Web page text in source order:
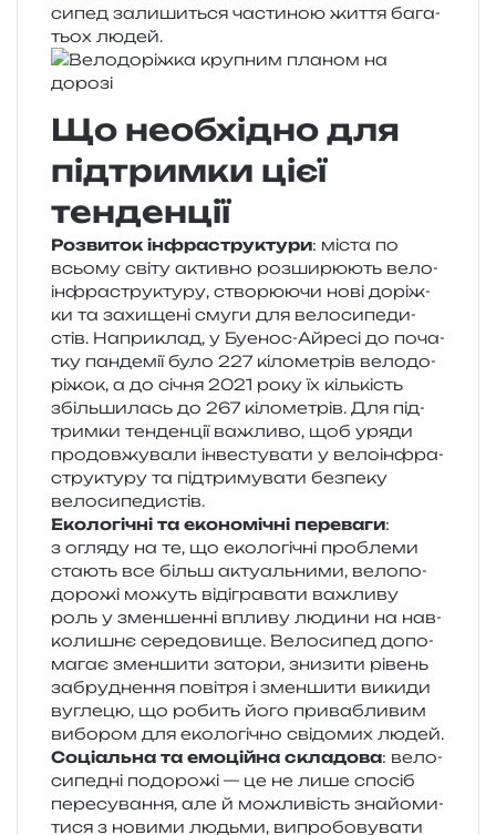
си­пед зали­ши­ться части­ною життя бага­
тьох людей.
Що необхідно для
підтримки цієї
тенденції
Розвиток інфра­стру­кту­ри: міста по
всьо­му світу актив­но роз­ши­рю­ють вело­
ін­фра­стру­кту­ру, ство­рю­ю­чи нові доріж­
ки та захи­ще­ні смуги для вело­си­пе­ди­
стів. Наприклад, у Буенос-Айресі до поча­
тку пан­де­мії було 227 кіло­ме­трів вело­до­
рі­жок, а до січня 2021 року їх кіль­кість
збіль­ши­лась до 267 кіло­ме­трів. Для під­
трим­ки тен­ден­ції важли­во, щоб уряди
про­дов­жу­ва­ли інве­сту­ва­ти у вело­ін­фра­
стру­кту­ру та під­три­му­ва­ти без­пе­ку
велосипедистів.
Екологічні та еко­но­мі­чні пере­ва­ги:
з огля­ду на те, що еко­ло­гі­чні про­бле­ми
ста­ють все більш акту­аль­ни­ми, вело­по­
до­ро­жі можуть віді­гра­ва­ти важли­ву
роль у змен­шен­ні впли­ву люди­ни на нав­
ко­ли­шнє сере­до­ви­ще. Велосипед допо­
ма­гає змен­ши­ти зато­ри, зни­зи­ти рівень
забру­дне­н­ня пові­тря і змен­ши­ти вики­ди
вугле­цю, що робить його при­ва­бли­вим
вибо­ром для еко­ло­гі­чно сві­до­мих людей.
Соціальна та емо­цій­на скла­до­ва: вело­
си­пе­дні подо­ро­жі — це не лише спо­сіб
пере­су­ва­н­ня, але й можли­вість зна­йо­ми­
ти­ся з нови­ми людьми, випро­бо­ву­ва­ти